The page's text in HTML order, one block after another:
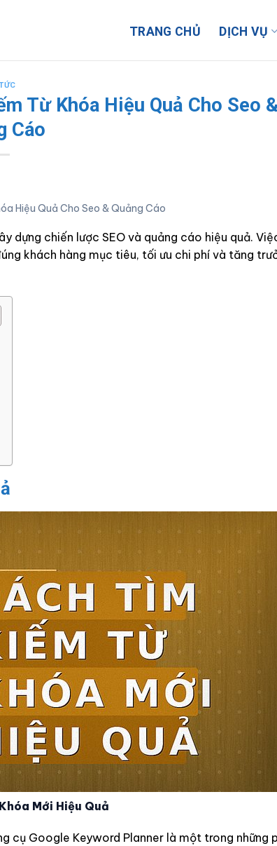
TRANG CHỦ DỊCH VỤ
Từ Khóa Hiệu Quả Cho Seo
Cáo
Hiệu Quả Cho Seo & Quảng Cáo
dựng chiến lược SEO và quảng cáo hiệu quả.
khách hàng mục tiêu, tối ưu chi phí và tăng
Mới Hiệu Quả
cụ Google Keyword Planner là một trong những